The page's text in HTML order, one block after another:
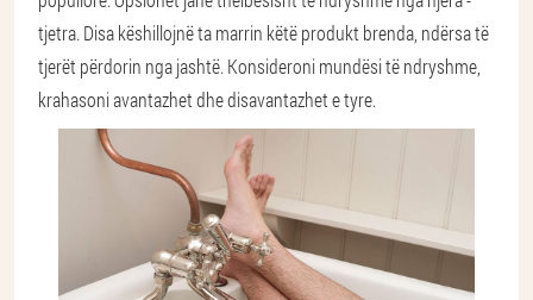
tjetra. Disa këshillojnë ta marrin këtë produkt brenda, ndërsa të
tjerët përdorin nga jashtë. Konsideroni mundësi të ndryshme,
krahasoni avantazhet dhe disavantazhet e tyre.